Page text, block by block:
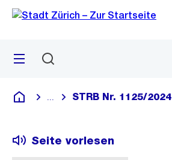
Navigation
Sprunglink
Menü
Deutsch
Blende alle Breadcrumbs ein
STRB Nr. 1125/2024
Seite vorlesen